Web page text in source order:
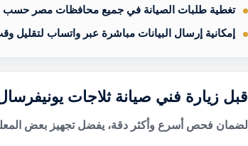
تغطية طلبات الصيانة في جميع محافظات مصر حسب
إمكانية إرسال البيانات مباشرة عبر واتساب
قبل زيارة فني صيانة ثلاجات
لضمان فحص أسرع وأكثر دقة، يفضل تجهيز بعض